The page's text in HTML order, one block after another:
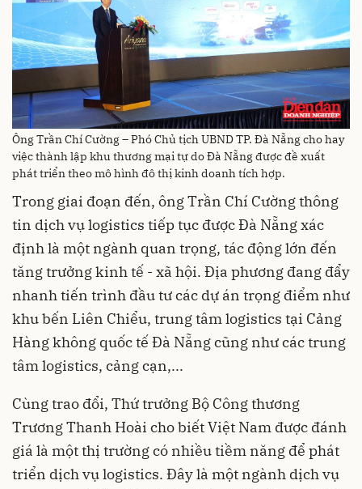
Ông Trần Chí Cường – Phó Chủ tịch UBND TP. Đà Nẵng cho hay
việc thành lập khu thương mại tự do Đà Nẵng được đề xuất
phát triển theo mô hình đô thị kinh doanh tích hợp.
Trong giai đoạn đến, ông Trần Chí Cường thông
tin dịch vụ logistics tiếp tục được Đà Nẵng xác
định là một ngành quan trọng, tác động lớn đến
tăng trưởng kinh tế - xã hội. Địa phương đang đẩy
nhanh tiến trình đầu tư các dự án trọng điểm như
khu bến Liên Chiểu, trung tâm logistics tại Cảng
Hàng không quốc tế Đà Nẵng cũng như các trung
tâm logistics, cảng cạn,...
Cùng trao đổi, Thứ trưởng Bộ Công thương
Trương Thanh Hoài cho biết Việt Nam được đánh
giá là một thị trường có nhiều tiềm năng để phát
triển dịch vụ logistics. Đây là một ngành dịch vụ